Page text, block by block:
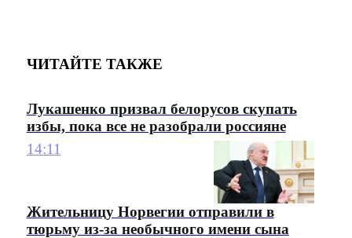
ЧИТАЙТЕ ТАКЖЕ
Лукашенко призвал белорусов скупать
избы, пока все не разобрали россияне
14:11
Жительницу Норвегии отправили в
тюрьму из-за необычного имени сына